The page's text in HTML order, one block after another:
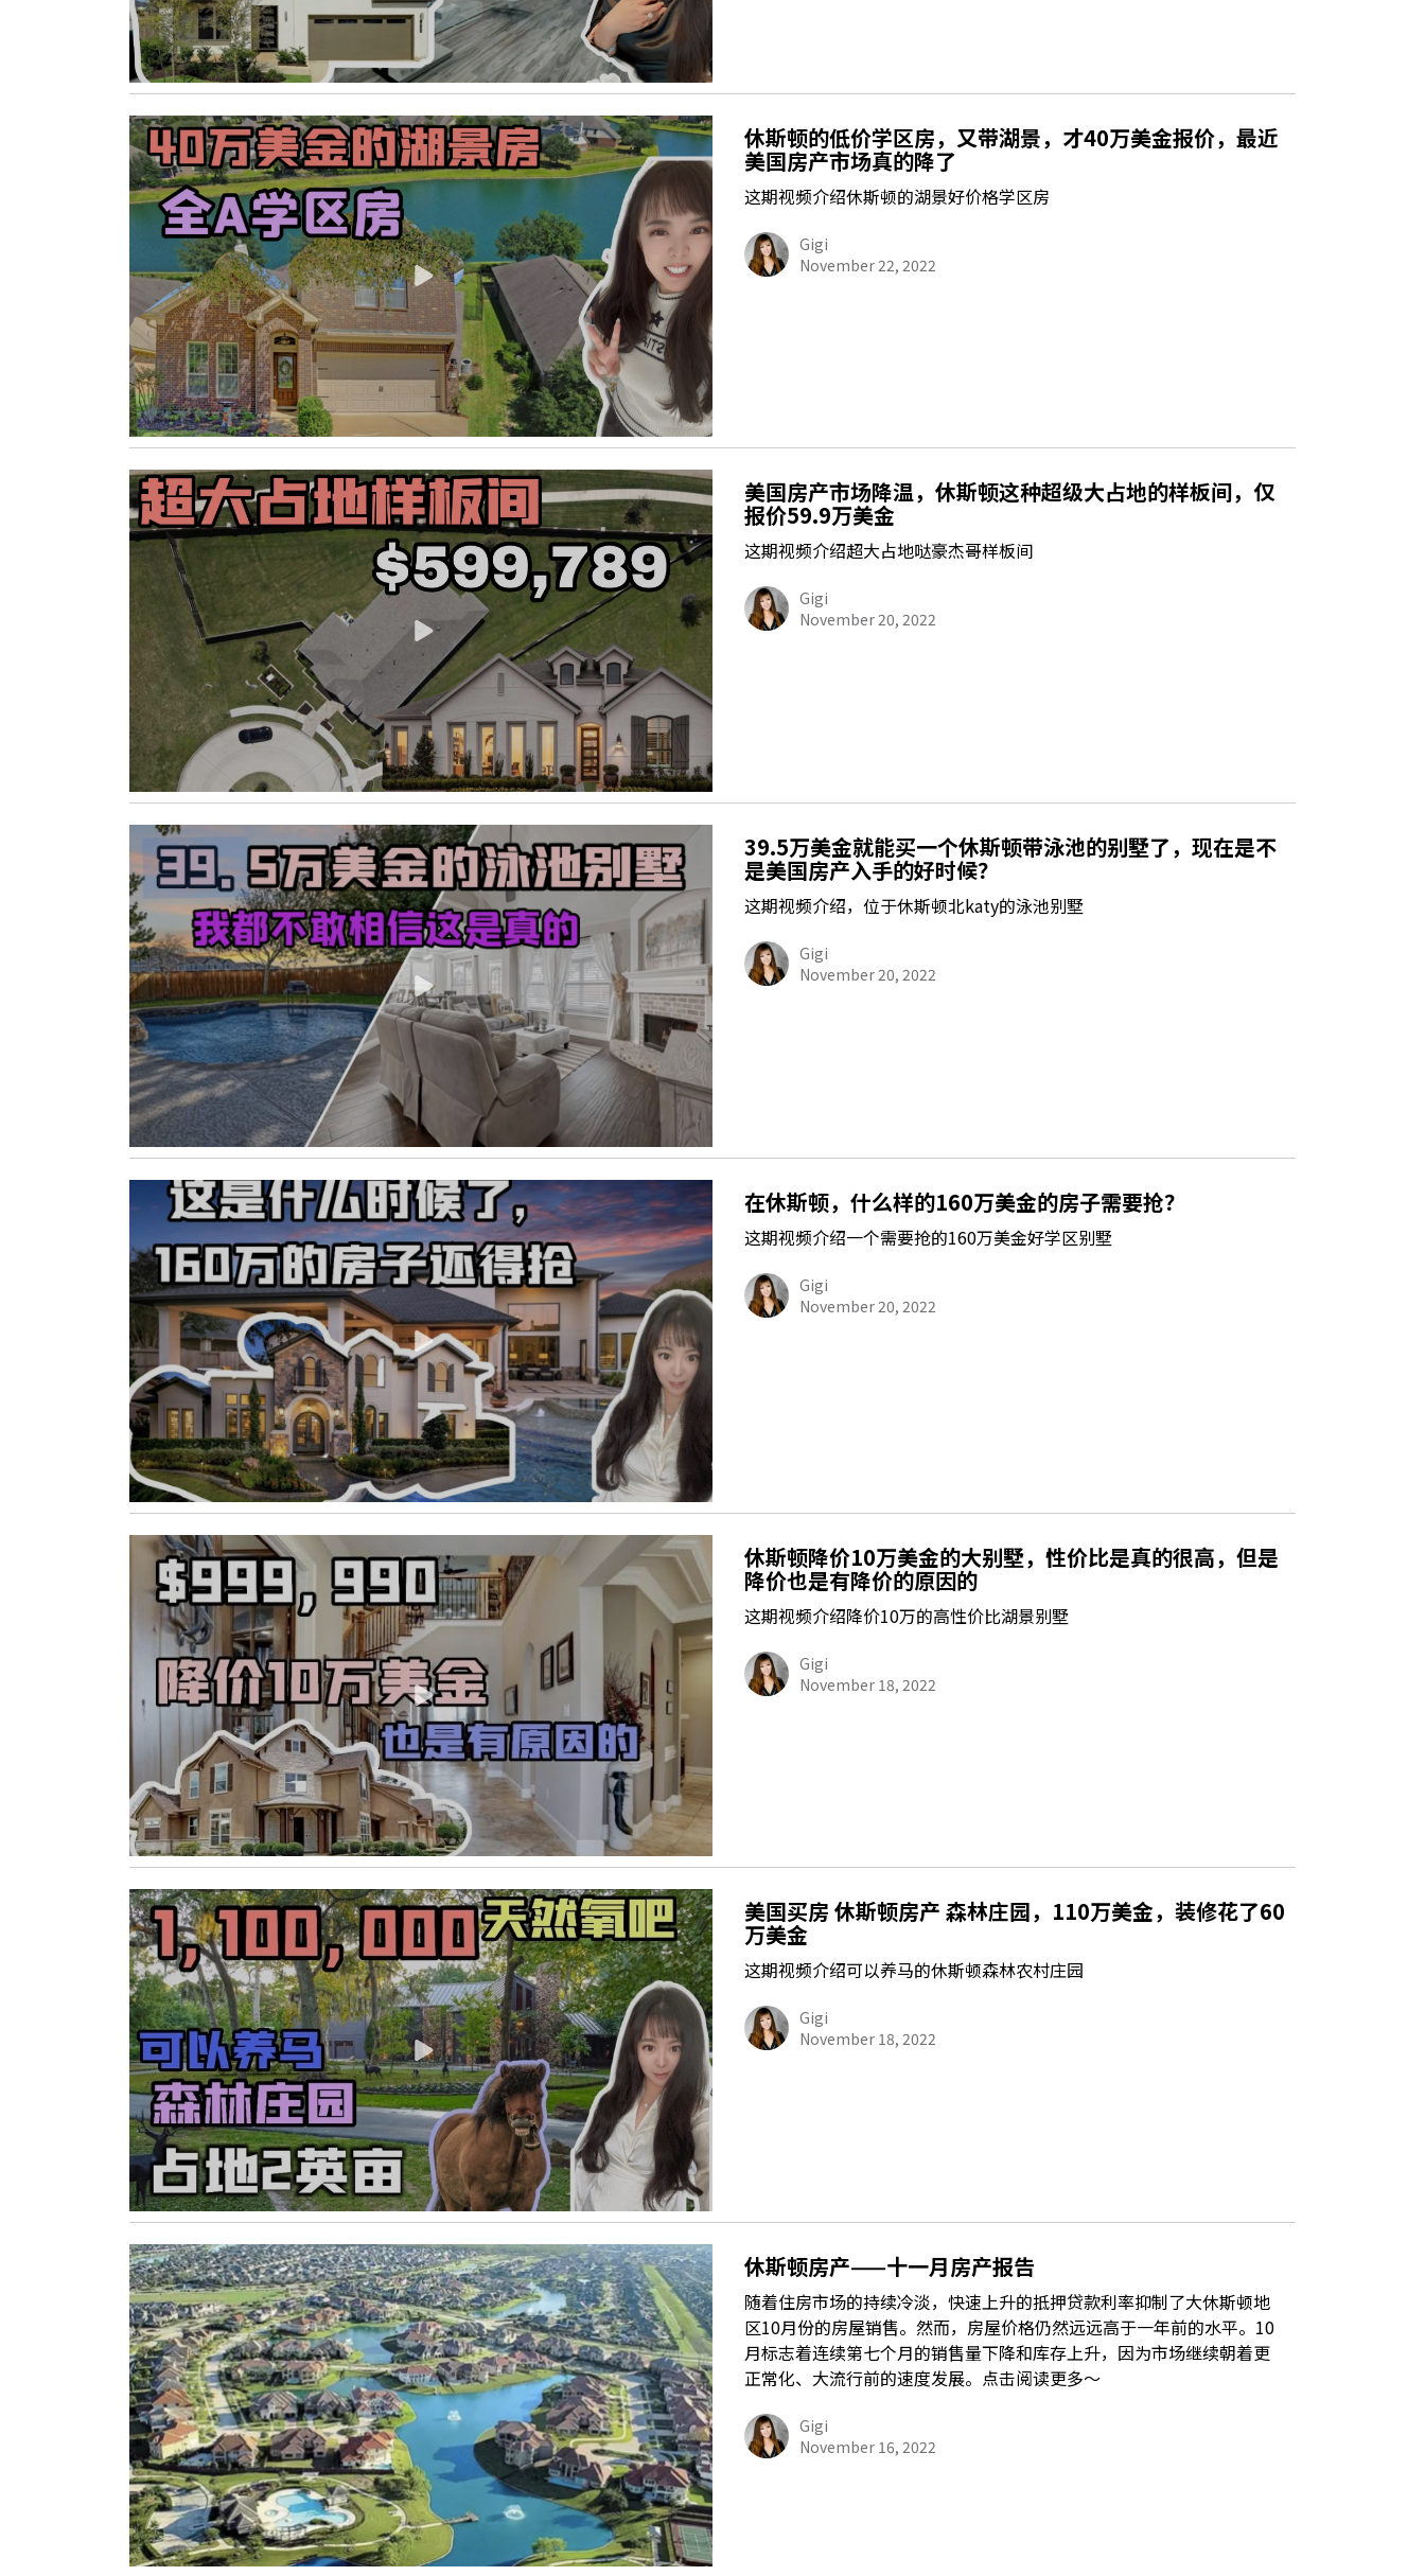
休斯顿的低价学区房，又带湖景，才40万美金报价，最近
美国房产市场真的降了
这期视频介绍休斯顿的湖景好价格学区房
Gigi
November 22, 2022
美国房产市场降温，休斯顿这种超级大占地的样板间，仅
报价59.9万美金
这期视频介绍超大占地哒豪杰哥样板间
Gigi
November 20, 2022
39.5万美金就能买一个休斯顿带泳池的别墅了，现在是不
是美国房产入手的好时候？
这期视频介绍，位于休斯顿北katy的泳池别墅
Gigi
November 20, 2022
在休斯顿，什么样的160万美金的房子需要抢？
这期视频介绍一个需要抢的160万美金好学区别墅
Gigi
November 20, 2022
休斯顿降价10万美金的大别墅，性价比是真的很高，但是
降价也是有降价的原因的
这期视频介绍降价10万的高性价比湖景别墅
Gigi
November 18, 2022
美国买房 休斯顿房产 森林庄园，110万美金，装修花了60
万美金
这期视频介绍可以养马的休斯顿森林农村庄园
Gigi
November 18, 2022
休斯顿房产——十一月房产报告
随着住房市场的持续冷淡，快速上升的抵押贷款利率抑制了大休斯顿地
区10月份的房屋销售。然而，房屋价格仍然远远高于一年前的水平。10
月标志着连续第七个月的销售量下降和库存上升，因为市场继续朝着更
正常化、大流行前的速度发展。点击阅读更多～
Gigi
November 16, 2022